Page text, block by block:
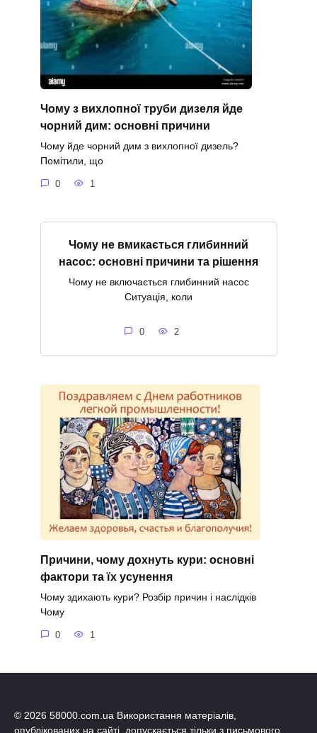
Чому з вихлопної труби дизеля йде
чорний дим: основні причини
Чому йде чорний дим з вихлопної дизель?
Помітили, що
0 1
Чому не вмикається глибинний
насос: основні причини та рішення
Чому не включається глибинний насос
Ситуація, коли
0 2
Причини, чому дохнуть кури: основні
фактори та їх усунення
Чому здихають кури? Розбір причин і наслідків
Чому
0 1
© 2026 58000.com.ua Використання матеріалів,
опублікованих на сайті, допускається тільки з письмового